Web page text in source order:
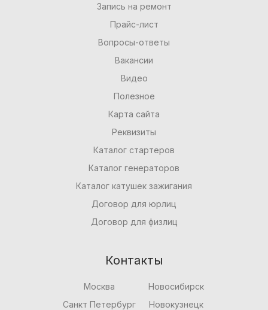
Запись на ремонт
Прайс-лист
Вопросы-ответы
Вакансии
Видео
Полезное
Карта сайта
Реквизиты
Каталог стартеров
Каталог генераторов
Каталог катушек зажигания
Договор для юрлиц
Договор для физлиц
Контакты
Москва
Санкт Петербург
Новосибирск
Новокузнецк